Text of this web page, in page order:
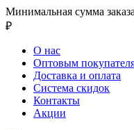
Минимальная сумма заказа
₽
О нас
Оптовым
Доставка и оплата
Система скидок
Контакты
Акции